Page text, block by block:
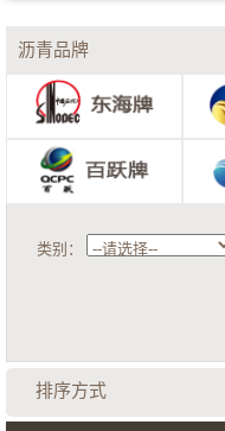
沥青品牌
类别：
排序方式